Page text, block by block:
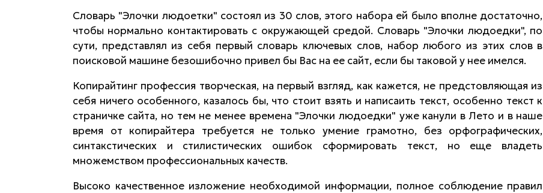
Словарь "Элочки людоетки" состоял из 30 слов, этого набора ей было вполне достаточно,
чтобы нормально контактировать с окружающей средой. Словарь "Элочки людоедки", по
сути, представлял из себя первый словарь ключевых слов, набор любого из этих слов в
поисковой машине безошибочно привел бы Вас на ее сайт, если бы таковой у нее имелся.
Копирайтинг профессия творческая, на первый взгляд, как кажется, не предстовляющая из
себя ничего особенного, казалось бы, что стоит взять и написаить текст, особенно текст к
страничке сайта, но тем не менее времена "Элочки людоедки" уже канули в Лето и в наше
время от копирайтера требуется не только умение грамотно, без орфографических,
синтакстических и стилистических ошибок сформировать текст, но еще владеть
множемством профессиональных качеств.
Высоко качественное изложение необходимой информации, полное соблюдение правил